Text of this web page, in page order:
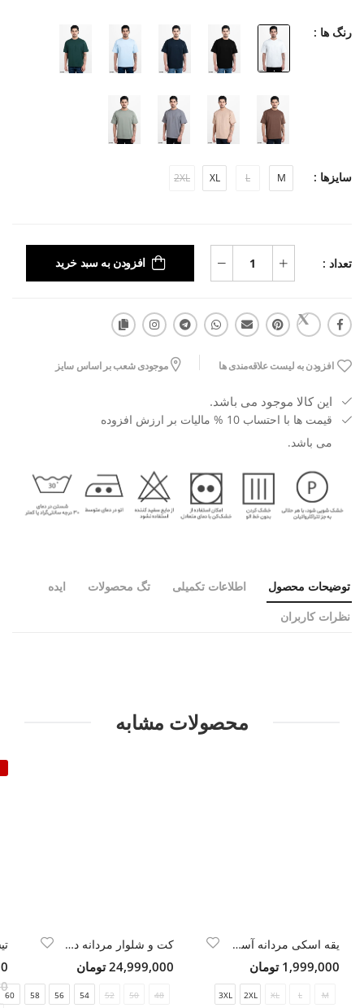
رنگ ها :
سایزها : M
L
XL
2XL
تعداد : افزودن به سبد خرید
افزودن به لیست علاقه‌مندی ها موجودی شعب بر اساس سایز
این کالا موجود می باشد.
قیمت ها با احتساب 10 % مالیات بر ارزش افزوده
می باشد.
توضیحات محصول اطلاعات تکمیلی تگ محصولات ایده
نظرات کاربران
محصولات مشابه
یقه اسکی مردانه آستین کوتاه
1,999,000 تومان
M
L
XL
2XL
3XL
کت و شلوار مردانه دو تکه یقه انگلیسی
24,999,000 تومان
48
50
52
54
56
58
60